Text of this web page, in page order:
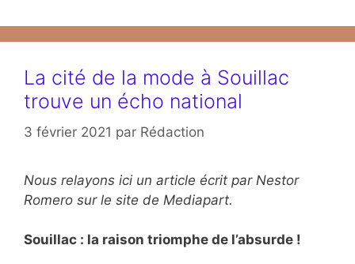
La cité de la mode à Souillac
trouve un écho national
3 février 2021 par Rédaction
Nous relayons ici un article écrit par Nestor
Romero sur le site de Mediapart.
Souillac : la raison triomphe de l’absurde !